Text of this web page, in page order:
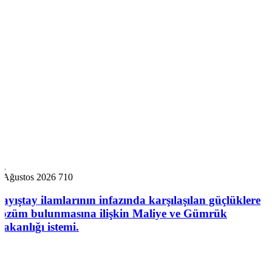
Ağustos 2026 710
ilamlarının infazında karşılaşılan güçlüklere
bulunmasına ilişkin Maliye ve Gümrük
istemi.